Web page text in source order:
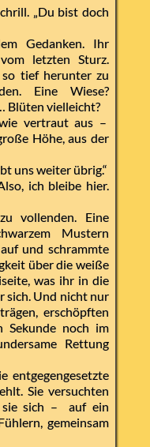
„Du bist doch
Gedanken. Ihr
letzten Sturz.
tief herunter zu
Eine Wiese?
Blüten vielleicht?
vertraut aus –
Höhe, aus der
uns weiter übrig.“
ich bleibe hier.
vollenden. Eine
Mustern
und schrammte
über die weiße
was ihr in die
sich. Und nicht nur
erschöpften
Sekunde noch im
Rettung
entgegengesetzte
Sie versuchten
sie sich – auf ein
gemeinsam